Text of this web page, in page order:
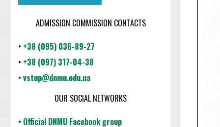
ADMISSION COMMISSION CONTACTS
• +38 (095) 036-89-27
• +38 (097) 317-04-38
• vstup@dnmu.edu.ua
OUR SOCIAL NETWORKS
• Official DNMU Facebook group